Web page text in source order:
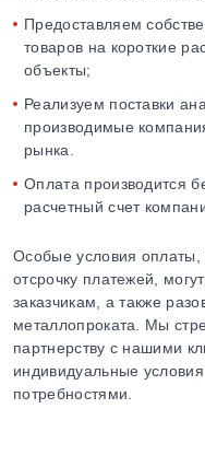
Предоставляем
товаров на короткие
объекты;
Реализуем поставки
производимые
рынка.
Оплата производится
расчетный счет
Особые условия
отсрочку платежей,
заказчикам, а также
металлопроката. Мы
партнерству с нашими
индивидуальные
потребностями.